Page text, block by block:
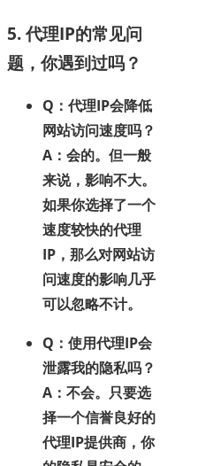
5. 代理IP的常见问
题，你遇到过吗？
Q：代理IP会降低
网站访问速度吗？
A：会的。但一般
来说，影响不大。
如果你选择了一个
速度较快的代理
IP，那么对网站访
问速度的影响几乎
可以忽略不计。
Q：使用代理IP会
泄露我的隐私吗？
A：不会。只要选
择一个信誉良好的
代理IP提供商，你